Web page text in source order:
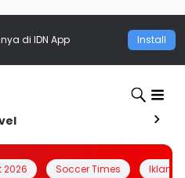
di IDN App Install
Soccer Times Iklanin